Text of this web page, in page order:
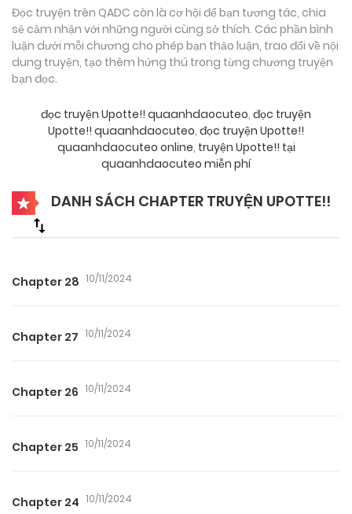
Đọc truyện trên QADC còn là cơ hội để bạn tương tác, chia
sẻ cảm nhận với những người cùng sở thích. Các phần bình
luận dưới mỗi chương cho phép bạn thảo luận, trao đổi về nội
dung truyện, tạo thêm hứng thú trong từng chương truyện
bạn đọc.
đọc truyện Upotte!! quaanhdaocuteo, đọc truyện
Upotte!! quaanhdaocuteo, đọc truyện Upotte!!
quaanhdaocuteo online, truyện Upotte!! tại
quaanhdaocuteo miễn phí
DANH SÁCH CHAPTER TRUYỆN UPOTTE!!
Chapter 28 10/11/2024
Chapter 27 10/11/2024
Chapter 26 10/11/2024
Chapter 25 10/11/2024
Chapter 24 10/11/2024